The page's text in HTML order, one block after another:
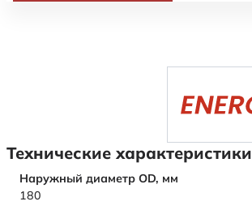
Технические характеристики
Наружный диаметр OD, мм
180